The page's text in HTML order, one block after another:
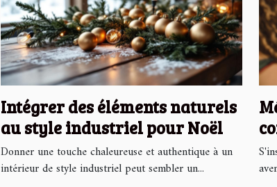
Intégrer des éléments naturels
au style industriel pour Noël
Donner une touche chaleureuse et authentique à un
intérieur de style industriel peut sembler un...